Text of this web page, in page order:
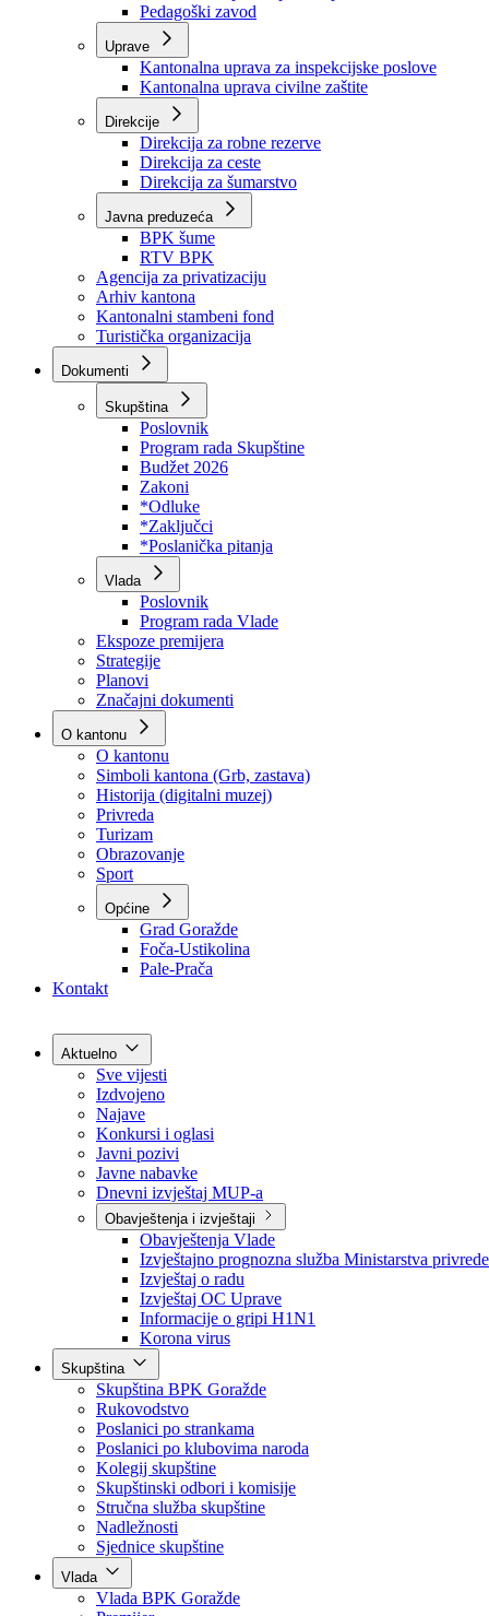
Zavod zdravstvenog osiguranja
Zavod za javno zdravstvo
Zavod za besplatnu pravnu pomoć
Pedagoški zavod
Kantonalna uprava za inspekcijske poslove
Kantonalna uprava civilne zaštite
Direkcije
Direkcija za robne rezerve
Direkcija za ceste
Direkcija za šumarstvo
Javna preduzeća
BPK šume
RTV BPK
Agencija za privatizaciju
Arhiv kantona
Kantonalni stambeni fond
Turistička organizacija
Dokumenti
Skupština
Poslovnik
Program rada Skupštine
Budžet 2026
Zakoni
*Odluke
*Zaključci
*Poslanička pitanja
Vlada
Poslovnik
Program rada Vlade
Ekspoze premijera
Strategije
Planovi
Značajni dokumenti
O kantonu
O kantonu
Simboli kantona (Grb, zastava)
Historija (digitalni muzej)
Privreda
Turizam
Obrazovanje
Sport
Općine
Kontakt
Aktuelno
Sve vijesti
Izdvojeno
Najave
Konkursi i oglasi
Javni pozivi
Javne nabavke
Dnevni izvještaj MUP-a
Obavještenja i izvještaji
Obavještenja Vlade
Izvještajno prognozna služba Ministarstva privrede
Izvještaj o radu
Izvještaj OC Uprave
Informacije o gripi H1N1
Korona virus
Skupština
Skupština BPK Goražde
Rukovodstvo
Poslanici po strankama
Poslanici po klubovima naroda
Kolegij skupštine
Skupštinski odbori i komisije
Stručna služba skupštine
Nadležnosti
Sjednice skupštine